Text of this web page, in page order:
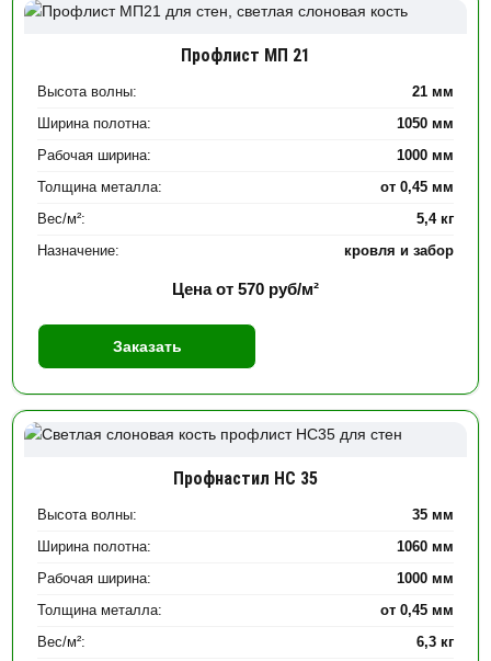
Профлист МП 21
Высота волны:
21 мм
Ширина полотна:
1050 мм
Рабочая ширина:
1000 мм
Толщина металла:
от 0,45 мм
Вес/м²:
5,4 кг
Назначение:
кровля и забор
Цена от 570 руб/м²
Заказать
Профнастил НС 35
Высота волны:
35 мм
Ширина полотна:
1060 мм
Рабочая ширина:
1000 мм
Толщина металла:
от 0,45 мм
Вес/м²:
6,3 кг